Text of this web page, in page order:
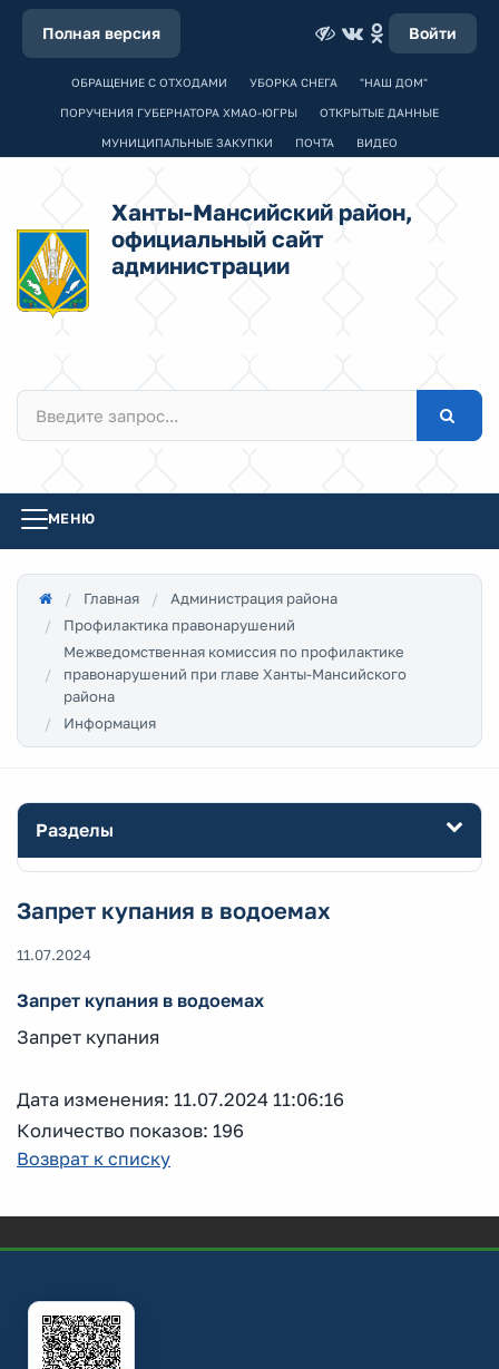
Полная версия Войти
ОБРАЩЕНИЕ С ОТХОДАМИ УБОРКА СНЕГА "НАШ ДОМ"
ПОРУЧЕНИЯ ГУБЕРНАТОРА ХМАО-ЮГРЫ ОТКРЫТЫЕ ДАННЫЕ
МУНИЦИПАЛЬНЫЕ ЗАКУПКИ ПОЧТА ВИДЕО
Ханты-Мансийский район,
официальный сайт
администрации
МЕНЮ
Главная
Администрация района
Профилактика правонарушений
Межведомственная комиссия по профилактике
правонарушений при главе Ханты-Мансийского
района
Информация
Разделы
Запрет купания в водоемах
11.07.2024
Запрет купания в водоемах
Запрет купания
Дата изменения: 11.07.2024 11:06:16
Количество показов: 196
Возврат к списку